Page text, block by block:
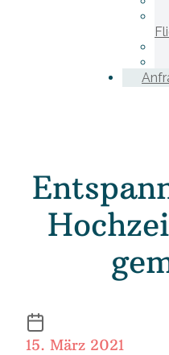
15. März 2021